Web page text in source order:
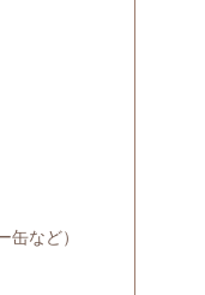
缶など）